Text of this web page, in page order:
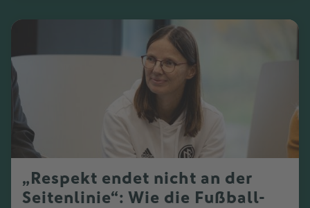
„Respekt endet nicht an der
Seitenlinie“: Wie die Fußball-